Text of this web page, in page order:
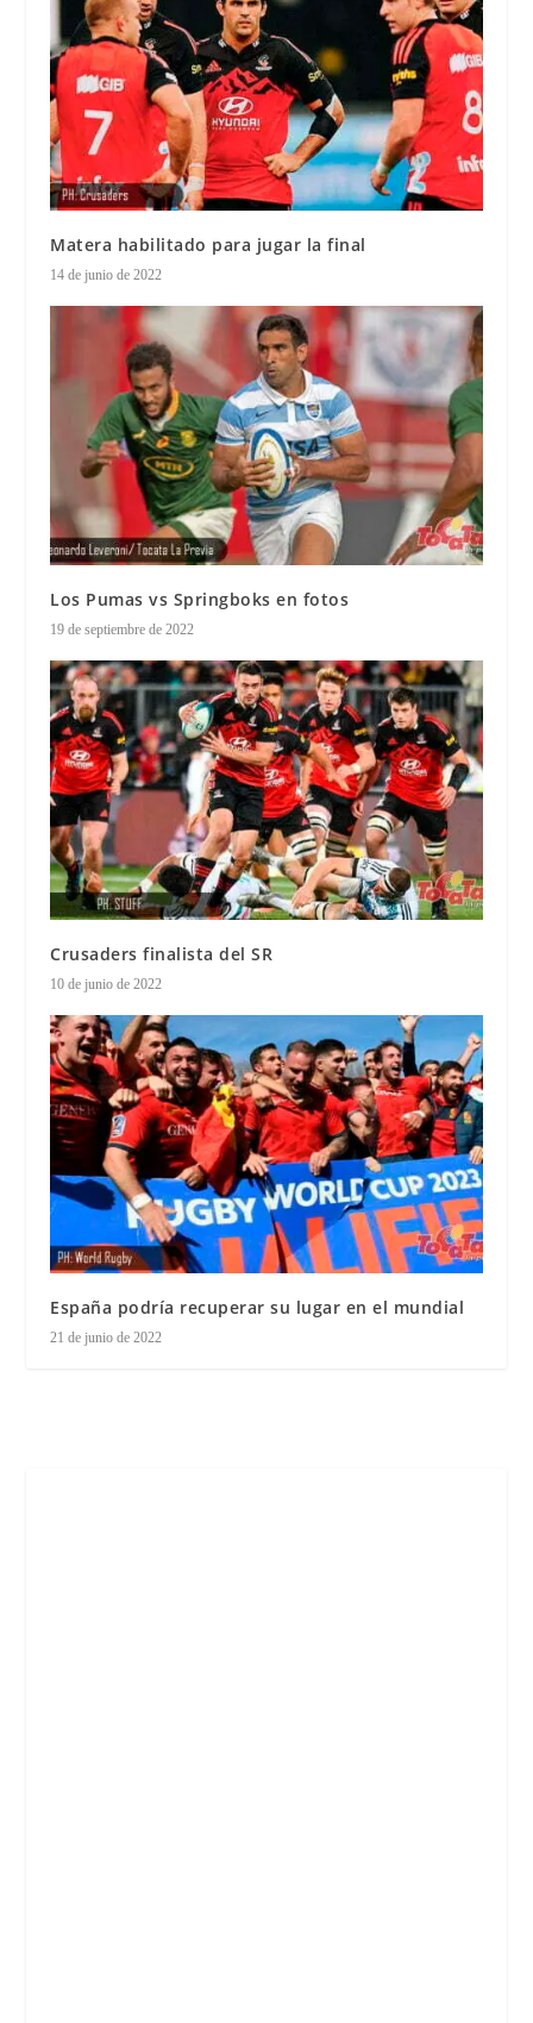
Matera habilitado para jugar la final
14 de junio de 2022
Los Pumas vs Springboks en fotos
19 de septiembre de 2022
Crusaders finalista del SR
10 de junio de 2022
España podría recuperar su lugar en el mundial
21 de junio de 2022